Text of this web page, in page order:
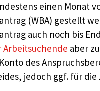
einen Monat
(WBA) gestellt
auch noch bis
Arbeitsuchende aber
des
jedoch ggf. für